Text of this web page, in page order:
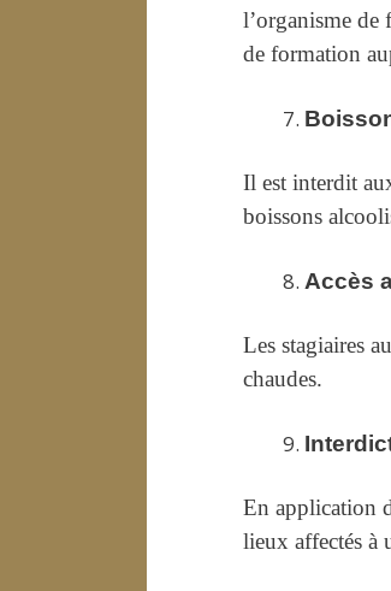
l’organisme de
de formation
Il est interdit
boissons
Accès
Les stagiaires
chaudes.
En application
lieux affectés à